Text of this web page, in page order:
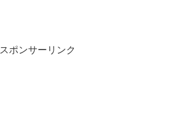
スポンサーリンク